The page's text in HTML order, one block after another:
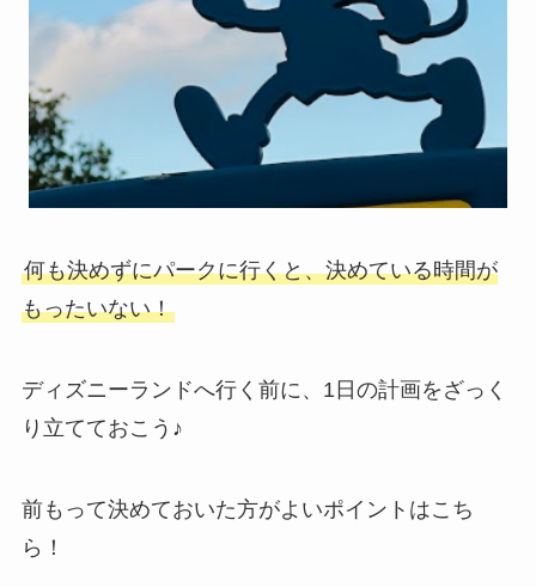
何も決めずにパークに行くと、決めている時間が
もったいない！
ディズニーランドへ行く前に、1日の計画をざっく
り立てておこう♪
前もって決めておいた方がよいポイントはこち
ら！